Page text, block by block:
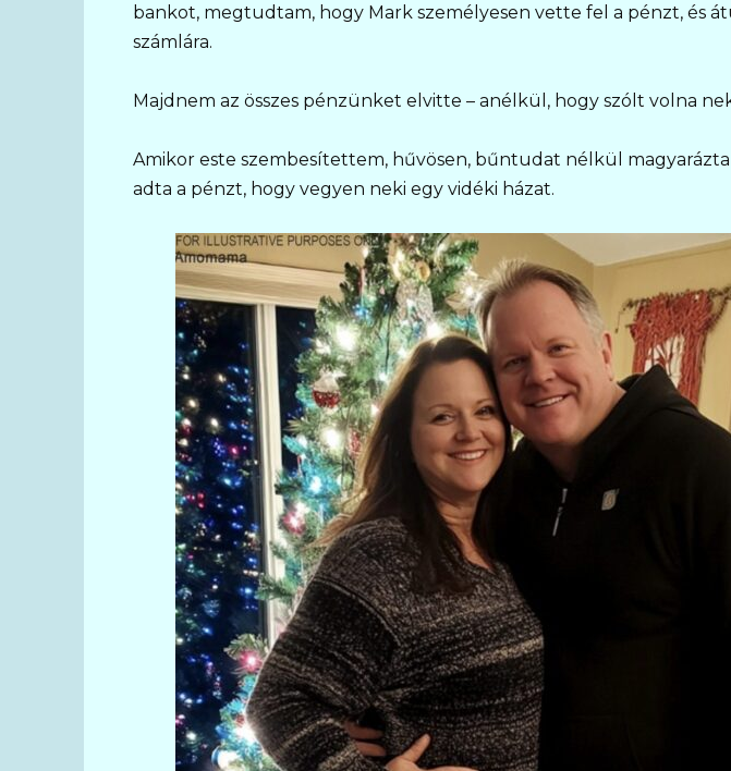
bankot, megtudtam, hogy Mark személyesen vette fel a pénzt, és
számlára.
Majdnem az összes pénzünket elvitte – anélkül, hogy szólt volna
Amikor este szembesítettem, hűvösen, bűntudat nélkül magyarázta
adta a pénzt, hogy vegyen neki egy vidéki házat.